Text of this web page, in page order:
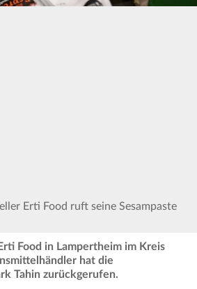
Erti Food ruft seine Sesampaste
Food in Lampertheim im Kreis
hat die
Tahin zurückgerufen.